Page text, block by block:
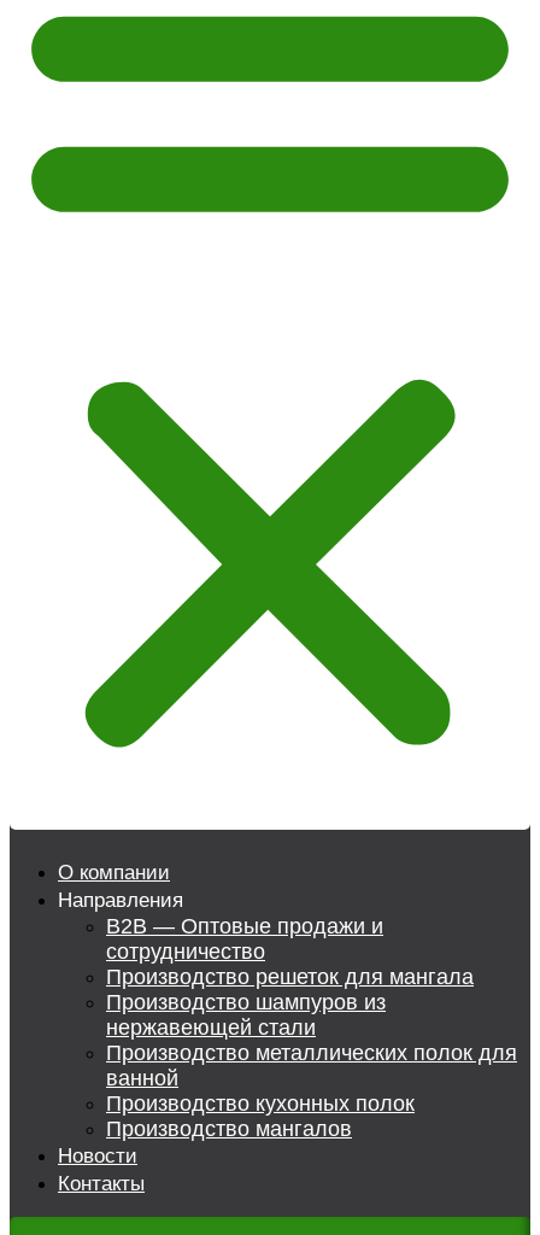
О компании
Направления
B2B — Оптовые продажи и
сотрудничество
Производство решеток для мангала
Производство шампуров из
нержавеющей стали
Производство металлических полок для
ванной
Производство кухонных полок
Производство мангалов
Новости
Контакты